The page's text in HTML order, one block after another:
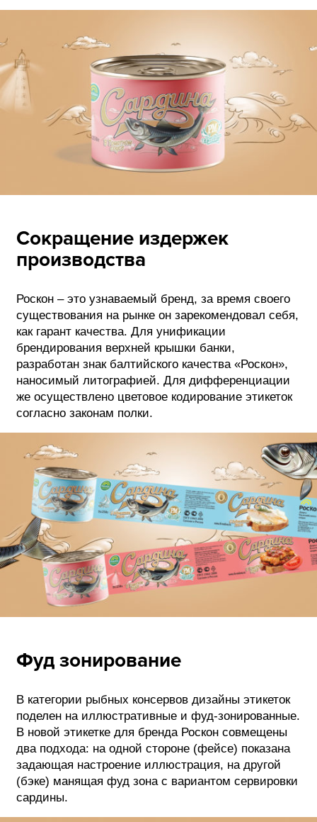
Сокращение издержек
производства
Роскон – это узнаваемый бренд, за время своего
существования на рынке он зарекомендовал себя,
как гарант качества. Для унификации
брендирования верхней крышки банки,
разработан знак балтийского качества «Роскон»,
наносимый литографией. Для дифференциации
же осуществлено цветовое кодирование этикеток
согласно законам полки.
Фуд зонирование
В категории рыбных консервов дизайны этикеток
поделен на иллюстративные и фуд-зонированные.
В новой этикетке для бренда Роскон совмещены
два подхода: на одной стороне (фейсе) показана
задающая настроение иллюстрация, на другой
(бэке) манящая фуд зона с вариантом сервировки
сардины.